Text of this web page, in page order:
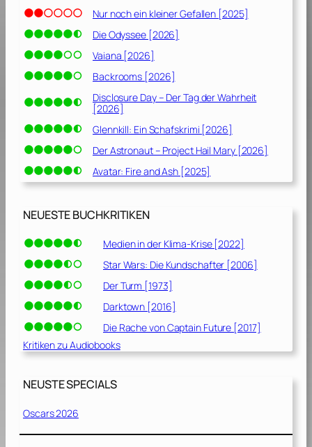
Nur noch ein kleiner Gefallen [2025]
Die Odyssee [2026]
Vaiana [2026]
Backrooms [2026]
Disclosure Day – Der Tag der Wahrheit
[2026]
Glennkill: Ein Schafskrimi [2026]
Der Astronaut – Project Hail Mary [2026]
Avatar: Fire and Ash [2025]
NEUESTE BUCHKRITIKEN
Medien in der Klima-Krise [2022]
Star Wars: Die Kundschafter [2006]
Der Turm [1973]
Darktown [2016]
Die Rache von Captain Future [2017]
Kritiken zu Audiobooks
NEUSTE SPECIALS
Oscars 2026